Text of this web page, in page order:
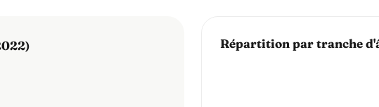
Répartition par tranche